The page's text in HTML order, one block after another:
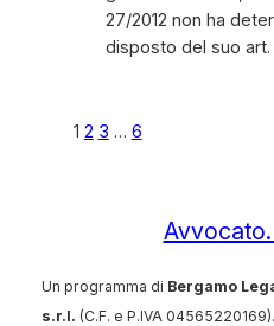
27/2012 non ha
disposto del suo art.
1 2 3 … 6
Un programma di Bergamo
s.r.l. (C.F. e P.IVA